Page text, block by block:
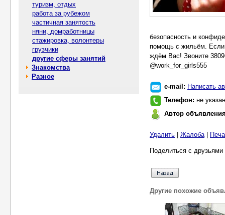
туризм, отдых
работа за рубежом
частичная занятость
няни, домработницы
стажировка, волонтеры
грузчики
другие сферы занятий
Знакомства
Разное
безопасность и
помощь с жильём. Если
ждём Вас! Звоните
@work_for_girls555
e-mail: Написать
Телефон: не указан
Автор
Удалить Жалоба|
Поделиться с
Другие похожие